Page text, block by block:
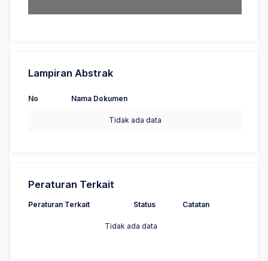
Lampiran Abstrak
No Nama Dokumen
Tidak ada data
Peraturan Terkait
Peraturan Terkait Status Catatan
Tidak ada data